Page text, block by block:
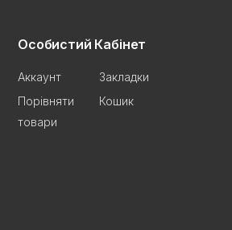
Особистий Кабінет
Аккаунт
Закладки
Порівняти
товари
Кошик